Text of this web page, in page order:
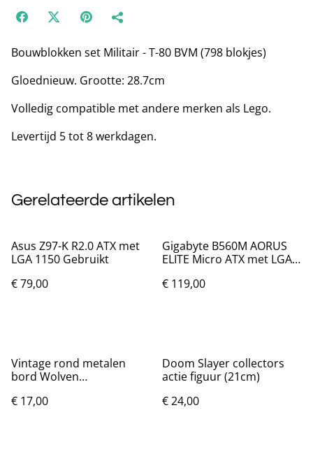
Bouwblokken set Militair - T-80 BVM (798 blokjes)
Gloednieuw. Grootte: 28.7cm
Volledig compatible met andere merken als Lego.
Levertijd 5 tot 8 werkdagen.
Gerelateerde artikelen
Asus Z97-K R2.0 ATX met
LGA 1150 Gebruikt
€ 79,00
Gigabyte B560M AORUS
ELITE Micro ATX met LGA
€ 119,00
Vintage rond metalen
bord Wolven
€ 17,00
Doom Slayer collectors
actie figuur (21cm)
€ 24,00